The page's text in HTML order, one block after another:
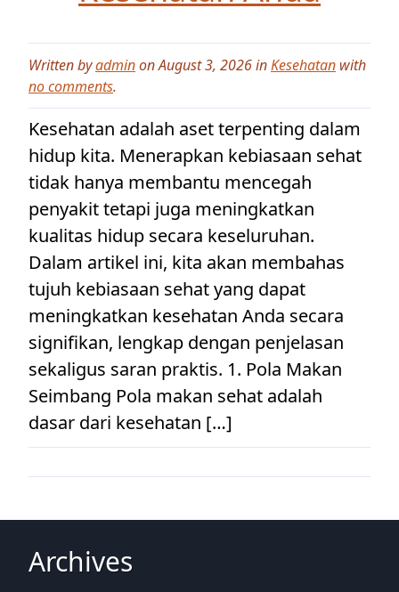
Written byadminon August 3, 2026 inKesehatan with
no comments.
Kesehatan adalah aset terpenting dalam
hidup kita. Menerapkan kebiasaan sehat
tidak hanya membantu mencegah
penyakit tetapi juga meningkatkan
kualitas hidup secara keseluruhan.
Dalam artikel ini, kita akan membahas
tujuh kebiasaan sehat yang dapat
meningkatkan kesehatan Anda secara
signifikan, lengkap dengan penjelasan
sekaligus saran praktis. 1. Pola Makan
Seimbang Pola makan sehat adalah
dasar dari kesehatan […]
Archives